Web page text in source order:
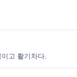
고 활기차다.